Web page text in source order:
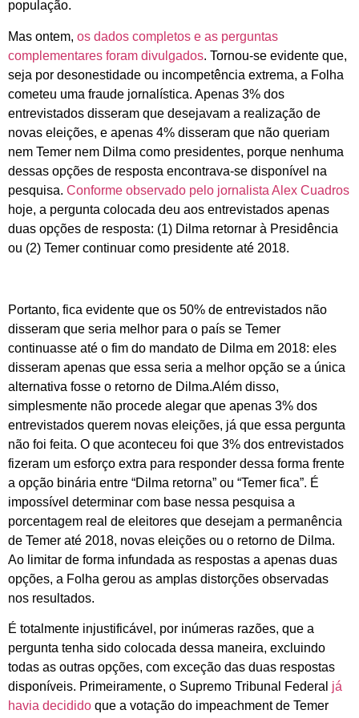
população.
Mas ontem, os dados completos e as perguntas
complementares foram divulgados. Tornou-se evidente que,
seja por desonestidade ou incompetência extrema, a Folha
cometeu uma fraude jornalística. Apenas 3% dos
entrevistados disseram que desejavam a realização de
novas eleições, e apenas 4% disseram que não queriam
nem Temer nem Dilma como presidentes, porque nenhuma
dessas opções de resposta encontrava-se disponível na
pesquisa. Conforme observado pelo jornalista Alex Cuadros
hoje, a pergunta colocada deu aos entrevistados apenas
duas opções de resposta: (1) Dilma retornar à Presidência
ou (2) Temer continuar como presidente até 2018.
Portanto, fica evidente que os 50% de entrevistados não
disseram que seria melhor para o país se Temer
continuasse até o fim do mandato de Dilma em 2018: eles
disseram apenas que essa seria a melhor opção se a única
alternativa fosse o retorno de Dilma.Além disso,
simplesmente não procede alegar que apenas 3% dos
entrevistados querem novas eleições, já que essa pergunta
não foi feita. O que aconteceu foi que 3% dos entrevistados
fizeram um esforço extra para responder dessa forma frente
a opção binária entre “Dilma retorna” ou “Temer fica”. É
impossível determinar com base nessa pesquisa a
porcentagem real de eleitores que desejam a permanência
de Temer até 2018, novas eleições ou o retorno de Dilma.
Ao limitar de forma infundada as respostas a apenas duas
opções, a Folha gerou as amplas distorções observadas
nos resultados.
É totalmente injustificável, por inúmeras razões, que a
pergunta tenha sido colocada dessa maneira, excluindo
todas as outras opções, com exceção das duas respostas
disponíveis. Primeiramente, o Supremo Tribunal Federal já
havia decidido que a votação do impeachment de Temer